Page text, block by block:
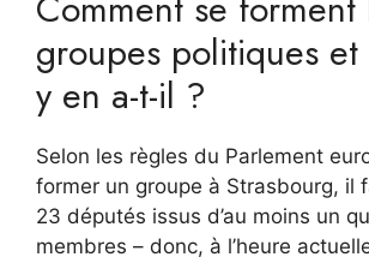
groupes politiques
y en a-t-il ?
Selon les règles du Parlement
former un groupe à Strasbourg, il
23 députés issus d’au moins un
membres – donc, à l’heure